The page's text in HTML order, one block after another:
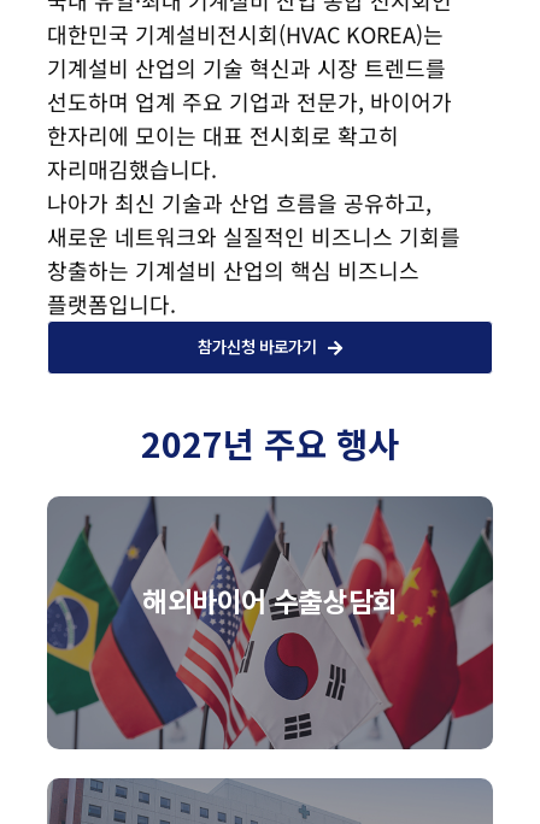
대한민국 기계설비전시회(HVAC KOREA)는
기계설비 산업의 기술 혁신과 시장 트렌드를
선도하며 업계 주요 기업과 전문가, 바이어가
한자리에 모이는 대표 전시회로 확고히
자리매김했습니다.
나아가 최신 기술과 산업 흐름을 공유하고,
새로운 네트워크와 실질적인 비즈니스 기회를
창출하는 기계설비 산업의 핵심 비즈니스
플랫폼입니다.
참가신청 바로가기
2027년 주요 행사
해외바이어 수출상담회